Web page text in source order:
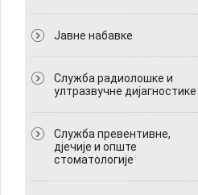
Јавне набавке
Служба радиолошке и
ултразвучне дијагностике
Служба превентивне,
дјечије и опште
стоматологије